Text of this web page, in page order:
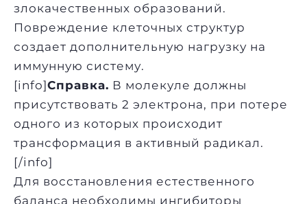
злокачественных образований.
Повреждение клеточных структур
создает дополнительную нагрузку на
иммунную систему.
[info]Справка. В молекуле должны
присутствовать 2 электрона, при потере
одного из которых происходит
трансформация в активный радикал.
[/info]
Для восстановления естественного
баланса необходимы ингибиторы